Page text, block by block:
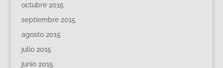
octubre 2015
septiembre 2015
agosto 2015
julio 2015
junio 2015